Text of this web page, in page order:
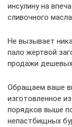
инсулину на
сливочного
Не вызывает
пало жертвой
продажи
Обращаем ваше
изготовленное
порядков выше
непастбищных